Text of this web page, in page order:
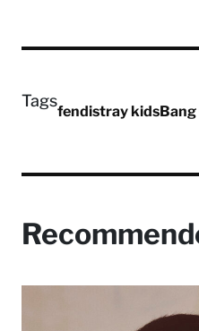
Tags
fendistray kidsBang